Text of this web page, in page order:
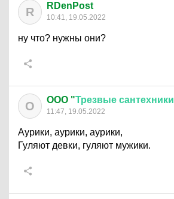
R RDenPost
10:41, 19.05.2022
ну что? нужны они?
O OOO "Трезвые сантехники
11:47, 19.05.2022
Аурики, аурики, аурики,
Гуляют девки, гуляют мужики.